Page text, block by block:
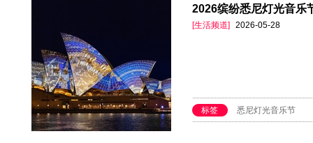
2026缤纷悉尼灯光音乐
[生活频道] 2026-05-28
标签 悉尼灯光音乐节